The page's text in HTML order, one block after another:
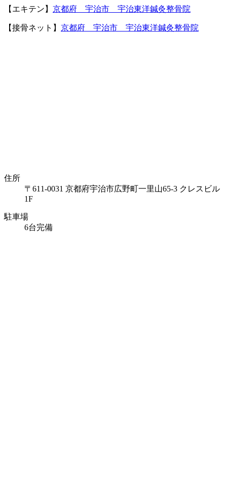
【エキテン】 京都府 宇治市 宇治東洋鍼灸整骨院
【接骨ネット】 京都府 宇治市 宇治東洋鍼灸整骨院
住所
〒611-0031 京都府宇治市広野町一里山65-3 クレスビル
1F
駐車場
6台完備